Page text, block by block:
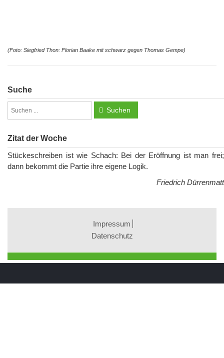
(Foto: Siegfried Thon: Florian Baake mit schwarz gegen Thomas Gempe)
Suche
Suchen
Zitat der Woche
Stückeschreiben ist wie Schach: Bei der Eröffnung ist man frei;
dann bekommt die Partie ihre eigene Logik.
Friedrich Dürrenmatt
Impressum
Datenschutz